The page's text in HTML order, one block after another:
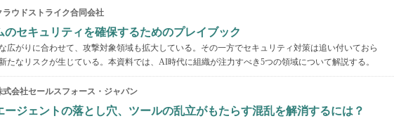
ラウドストライク合同会社
セキュリティを確保するためのプレイブック
広がりに合わせて、攻撃対象領域も拡大している。その一方でセキュリティ対策は追い付いておら
たなリスクが生じている。本資料では、AI時代に組織が注力すべき5つの領域について解説する。
式会社セールスフォース・ジャパン
ージェントの落とし穴、ツールの乱立がもたらす混乱を解消するには？